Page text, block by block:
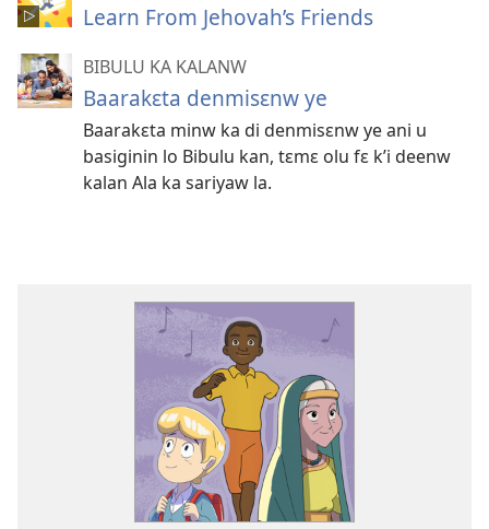
Learn From Jehovah’s Friends
BIBULU KA KALANW
Baarakɛta denmisɛnw ye
Baarakɛta minw ka di denmisɛnw ye ani u
basiginin lo Bibulu kan, tɛmɛ olu fɛ k’i deenw
kalan Ala ka sariyaw la.